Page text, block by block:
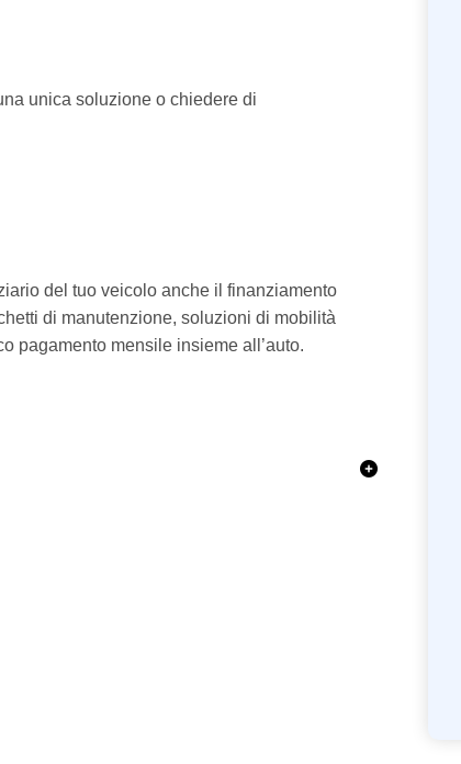
unica soluzione o chiedere di
del tuo veicolo anche il finanziamento
di manutenzione, soluzioni di mobilità
pagamento mensile insieme all’auto.